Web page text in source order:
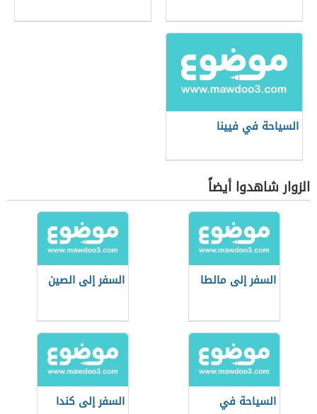
السياحة في فيينا
الزوار شاهدوا أيضاً
السفر إلى مالطا السفر إلى الصين
السياحة في
السفر إلى كندا